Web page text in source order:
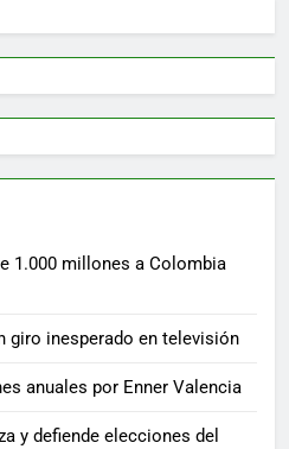
1.000 millones a Colombia
giro inesperado en televisión
anuales por Enner Valencia
y defiende elecciones del